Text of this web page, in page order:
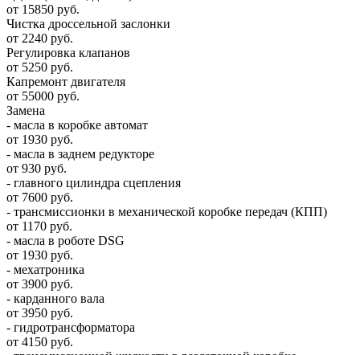
от 15850 руб.
Чистка дроссельной заслонки
от 2240 руб.
Регулировка клапанов
от 5250 руб.
Капремонт двигателя
от 55000 руб.
Замена
- масла в коробке автомат
от 1930 руб.
- масла в заднем редукторе
от 930 руб.
- главного цилиндра сцепления
от 7600 руб.
- трансмиссионки в механической коробке передач (КПП)
от 1170 руб.
- масла в роботе DSG
от 1930 руб.
- мехатроника
от 3900 руб.
- карданного вала
от 3950 руб.
- гидротрансформатора
от 4150 руб.